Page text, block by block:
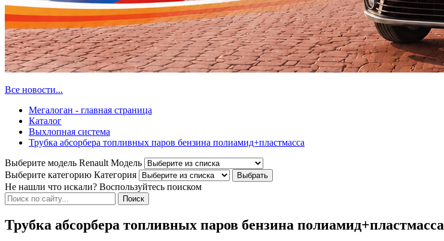
Все новости...
Мегалоган - главная страница
Каталог
Выхлопная система
Трубка абсорбера топливных паров бензина полиамид+пластмасса
Выберите модель Renault Модель
Выберите категорию Категория
Не нашли что искали? Воспользуйтесь поиском
Трубка абсорбера топливных паров бензина полиамид+пластмасса